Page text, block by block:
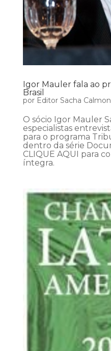
Igor Mauler fala ao
Brasil
por Editor Sacha Calmon
O sócio Igor Mauler
especialistas
para o programa
dentro da série
CLIQUE AQUI para
íntegra.